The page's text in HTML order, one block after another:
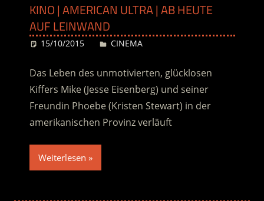
KINO | AMERICAN ULTRA | AB HEUTE
AUF LEINWAND
15/10/2015 Desiree
CINEMA
Das Leben des unmotivierten, glücklosen
Kiffers Mike (Jesse Eisenberg) und seiner
Freundin Phoebe (Kristen Stewart) in der
amerikanischen Provinz verläuft
Weiterlesen